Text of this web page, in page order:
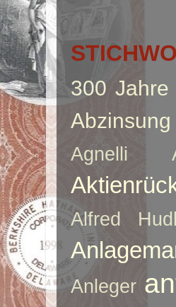
300 Jahre
Abzinsung
Agnelli
Alfred
Anleger